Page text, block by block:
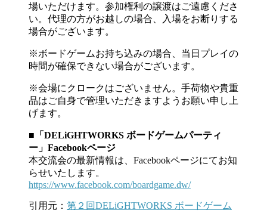
場いただけます。参加権利の譲渡はご遠慮くださ
い。代理の方がお越しの場合、入場をお断りする
場合がございます。
※ボードゲームお持ち込みの場合、当日プレイの
時間が確保できない場合がございます。
※会場にクロークはございません。手荷物や貴重
品はご自身で管理いただきますようお願い申し上
げます。
■「DELiGHTWORKS ボードゲームパーティ
ー」Facebookページ
本交流会の最新情報は、Facebookページにてお知
らせいたします。
https://www.facebook.com/boardgame.dw/
引用元： 第２回DELiGHTWORKS ボードゲーム